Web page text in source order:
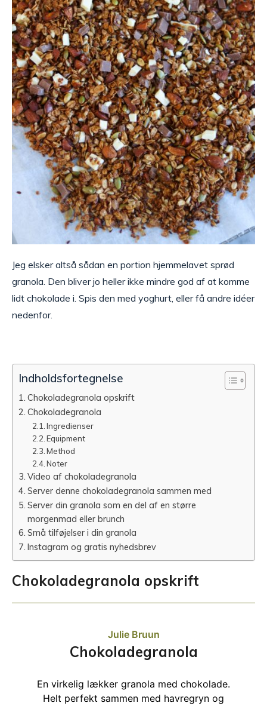
Jeg elsker altså sådan en portion hjemmelavet sprød
granola. Den bliver jo heller ikke mindre god af at komme
lidt chokolade i. Spis den med yoghurt, eller få andre idéer
nedenfor.
Indholdsfortegnelse
Chokoladegranola opskrift
Chokoladegranola
Ingredienser
Equipment
Method
Noter
Video af chokoladegranola
Server denne chokoladegranola sammen med
Server din granola som en del af en større
morgenmad eller brunch
Små tilføjelser i din granola
Instagram og gratis nyhedsbrev
Chokoladegranola opskrift
Julie Bruun
Chokoladegranola
En virkelig lækker granola med chokolade.
Helt perfekt sammen med havregryn og